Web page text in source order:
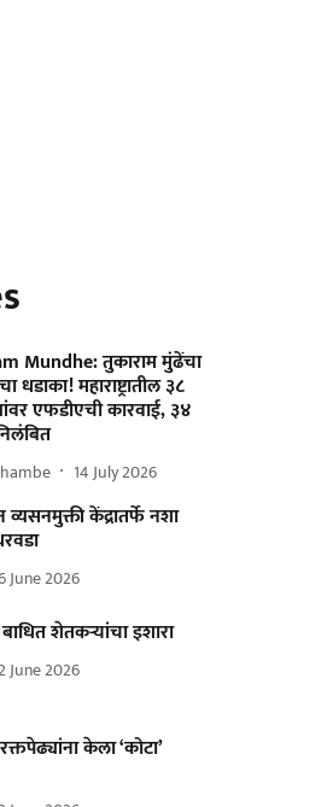
Mundhe: तुकाराम मुंढेंचा
धडाका! महाराष्ट्रातील ३८
एफडीएची कारवाई, ३४
14 July 2026
केंद्रातर्फे नशा
June 2026
बाधित शेतकऱ्यांचा इशारा
June 2026
केला ‘कोटा’